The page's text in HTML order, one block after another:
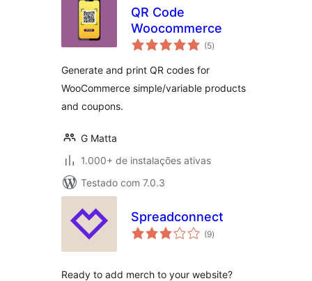
QR Code
Woocommerce
(5total
de
)
Generate and print QR codes for
WooCommerce simple/variable products
and coupons.
G Matta
1.000+ de instalações ativas
Testado com 7.0.3
Spreadconnect
(9total
de
)
Ready to add merch to your website?